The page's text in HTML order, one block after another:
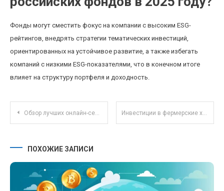
Фонды могут сместить фокус на компании с высоким ESG-
рейтингов, внедрять стратегии тематических инвестиций,
ориентированных на устойчивое развитие, а также избегать
компаний с низкими ESG-показателями, что в конечном итоге
влияет на структуру портфеля и доходность.
Навигация по записям
Обзор лучших онлайн-сервисов для совместной работы над кодом в 2025 году Инвестиции в фермерские хозяйства: устойчивое развитие и прибыль в эпоху экологического спроса
ПОХОЖИЕ ЗАПИСИ